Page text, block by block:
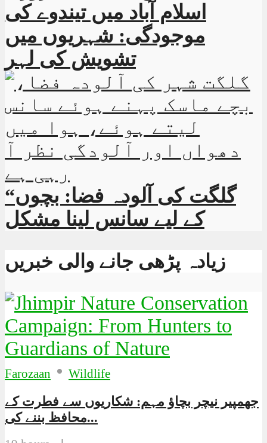
اسلام آباد میں تیندوے کی
موجودگی: شہریوں میں
تشویش کی لہر
“گلگت کی آلودہ فضا: بچوں
کے لیے سانس لینا مشکل
زیادہ پڑھی جانے والی خبریں
Farozaan • Wildlife
جھمپیر نیچر بچاؤ مہم: شکاریوں سے فطرت کے
محافظ بننے کی...